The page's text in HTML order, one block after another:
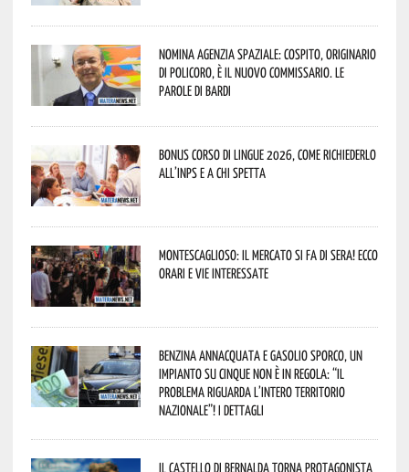
Nomina Agenzia Spaziale: Cospito, originario
di Policoro, è il nuovo commissario. Le
parole di Bardi
Bonus corso di lingue 2026, come richiederlo
all’INPS e a chi spetta
Montescaglioso: il mercato si fa di sera! Ecco
orari e vie interessate
Benzina annacquata e gasolio sporco, un
impianto su cinque non è in regola: “il
problema riguarda l’intero territorio
Nazionale”! I dettagli
Il Castello di Bernalda torna protagonista